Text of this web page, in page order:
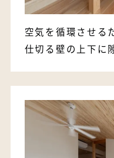
空気を循環させる
仕切る壁の上下に